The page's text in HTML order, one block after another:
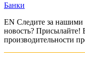
Банки
EN Следите за нашими
новость? Присылайте!
производительности